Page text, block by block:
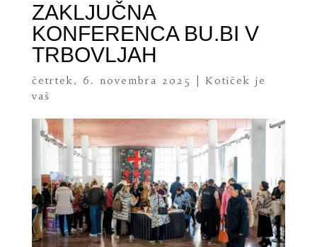
ZAKLJUČNA
KONFERENCA BU.BI V
TRBOVLJAH
četrtek, 6. novembra 2025
Kotiček je
vaš